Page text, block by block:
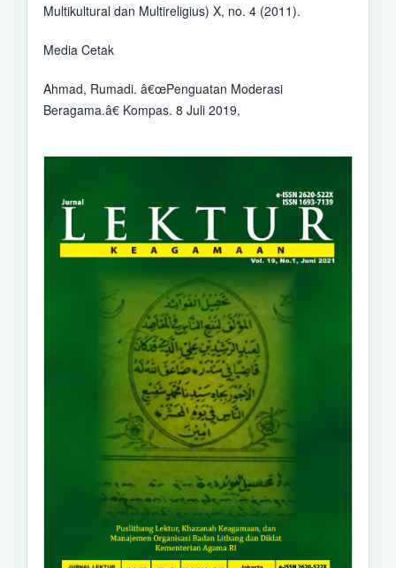
Multikultural dan Multireligius) X, no. 4 (2011).
Media Cetak
Ahmad, Rumadi. â€œPenguatan Moderasi
Beragama.â€ Kompas. 8 Juli 2019.